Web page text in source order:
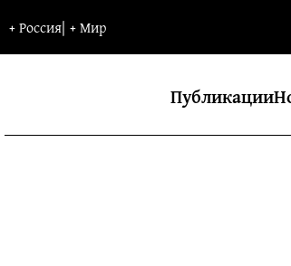
+Россия| +Мир
Публикации